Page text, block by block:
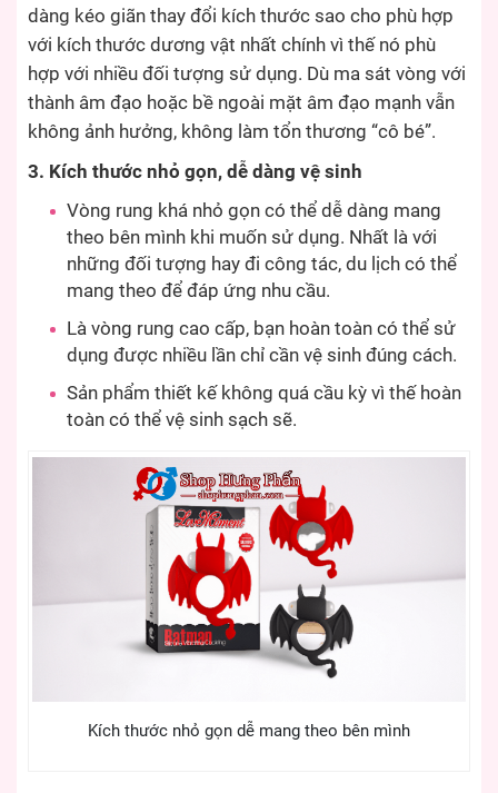
dàng kéo giãn thay đổi kích thước sao cho phù hợp
với kích thước dương vật nhất chính vì thế nó phù
hợp với nhiều đối tượng sử dụng. Dù ma sát vòng với
thành âm đạo hoặc bề ngoài mặt âm đạo mạnh vẫn
không ảnh hưởng, không làm tổn thương “cô bé”.
3. Kích thước nhỏ gọn, dễ dàng vệ sinh
Vòng rung khá nhỏ gọn có thể dễ dàng mang
theo bên mình khi muốn sử dụng. Nhất là với
những đối tượng hay đi công tác, du lịch có thể
mang theo để đáp ứng nhu cầu.
Là vòng rung cao cấp, bạn hoàn toàn có thể sử
dụng được nhiều lần chỉ cần vệ sinh đúng cách.
Sản phẩm thiết kế không quá cầu kỳ vì thế hoàn
toàn có thể vệ sinh sạch sẽ.
Kích thước nhỏ gọn dễ mang theo bên mình